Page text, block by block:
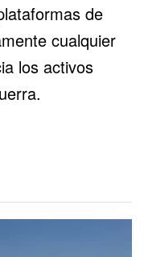
de
cualquier
los activos